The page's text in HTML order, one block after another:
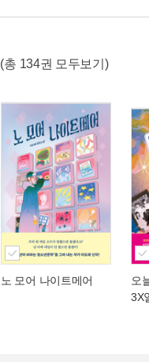
(총 134권 모두보기)
노 모어 나이트메어
오
3X